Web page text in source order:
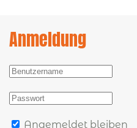
Anmeldung
Angemeldet bleiben